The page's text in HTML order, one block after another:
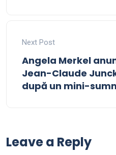
Next Post
Angela Merkel
Jean-Claude
după un mini-
Leave a Reply